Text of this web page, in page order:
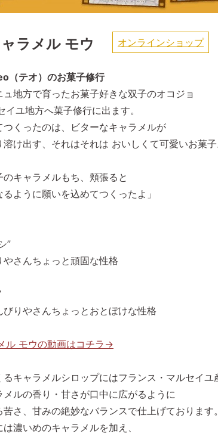
ラメル モウ オンラインショップ
（テオ）のお菓子修行
地方で育ったお菓子好きな双子のオコジョ
ユ地方へ菓子修行に出ます。
くったのは、ビターなキャラメルが
け出す、それはそれは おいしくて可愛いお菓子
のキャラメルもち、頬張ると
ように願いを込めてつくったよ」
”
やさんちょっと頑固な性格
りやさんちょっとおとぼけな性格
ル モウの動画はコチラ→
キャラメルシロップにはフランス・マルセイユ
ルの香り・甘さが口中に広がるように
さ、甘みの絶妙なバランスで仕上げております。
濃いめのキャラメルを加え、